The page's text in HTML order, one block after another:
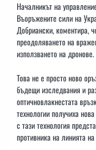
Началникът на
Въоръжените сили на
Добриански, коментира,
преодоляването на
използването на дронове.
Това не е просто ново
бъдещи изследвания и
оптичновлакнестата
технологии получиха
с тази технология
противника на линията